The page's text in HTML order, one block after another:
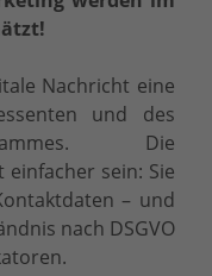
Nachricht eine
und des
Die
sein: Sie
– und
nach DSGVO